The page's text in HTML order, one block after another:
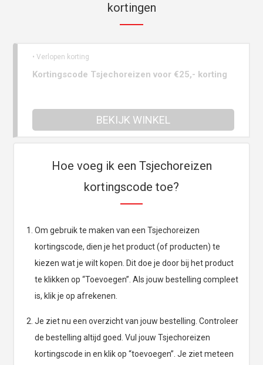
kortingen
• Verlopen korting
Kortingscode Tsjechoreizen voor €25,- korting
BEKIJK WINKEL
Hoe voeg ik een Tsjechoreizen
kortingscode toe?
Om gebruik te maken van een Tsjechoreizen
kortingscode, dien je het product (of producten) te
kiezen wat je wilt kopen. Dit doe je door bij het product
te klikken op “Toevoegen”. Als jouw bestelling compleet
is, klik je op afrekenen.
Je ziet nu een overzicht van jouw bestelling. Controleer
de bestelling altijd goed. Vul jouw Tsjechoreizen
kortingscode in en klik op “toevoegen”. Je ziet meteen